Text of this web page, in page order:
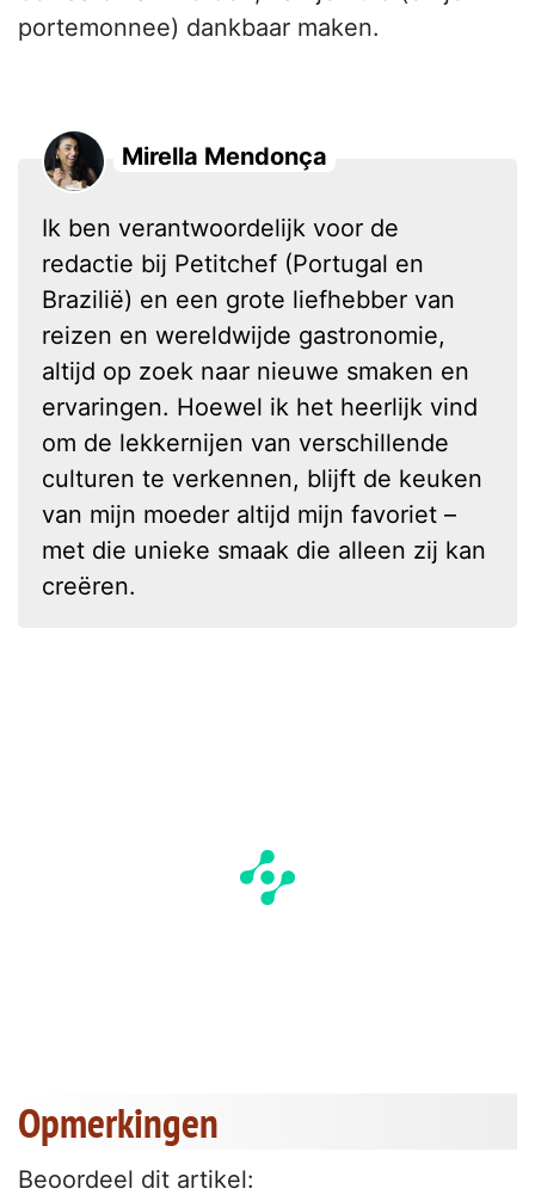
portemonnee) dankbaar maken.
Mirella Mendonça
Ik ben verantwoordelijk voor de
redactie bij Petitchef (Portugal en
Brazilië) en een grote liefhebber van
reizen en wereldwijde gastronomie,
altijd op zoek naar nieuwe smaken en
ervaringen. Hoewel ik het heerlijk vind
om de lekkernijen van verschillende
culturen te verkennen, blijft de keuken
van mijn moeder altijd mijn favoriet –
met die unieke smaak die alleen zij kan
creëren.
Opmerkingen
Beoordeel dit artikel: